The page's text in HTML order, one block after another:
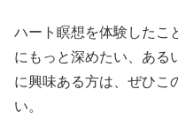
ハート瞑想を体験したこ
にもっと深めたい、ある
に興味ある方は、ぜひこ
い。